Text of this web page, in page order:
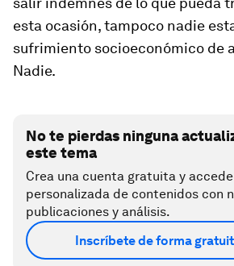
esta ocasión, tampoco nadie
sufrimiento socioeconómico de
Nadie.
No te pierdas ninguna
este tema
Crea una cuenta gratuita y
personalizada de contenidos con
publicaciones y análisis.
Inscríbete de forma